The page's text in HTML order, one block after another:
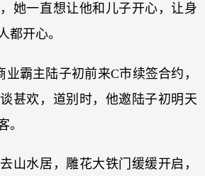
她一直想让他和儿子开心，让身
都开心。
业霸主陆子初前来C市续签合约，
甚欢，道别时，他邀陆子初明天
。
山水居，雕花大铁门缓缓开启，